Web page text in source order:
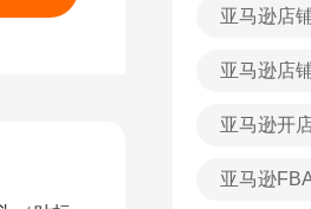
亚马逊店
亚马逊店
亚马逊开
亚马逊